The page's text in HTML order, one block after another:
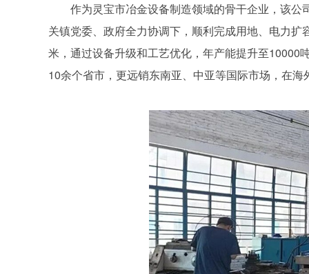
作为灵宝市冶金设备制造领域的骨干企业，该
关镇党委、政府全力协调下，顺利完成用地、电力
米，通过设备升级和工艺优化，年产能提升至10000
10余个省市，更远销东南亚、中亚等国际市场，在